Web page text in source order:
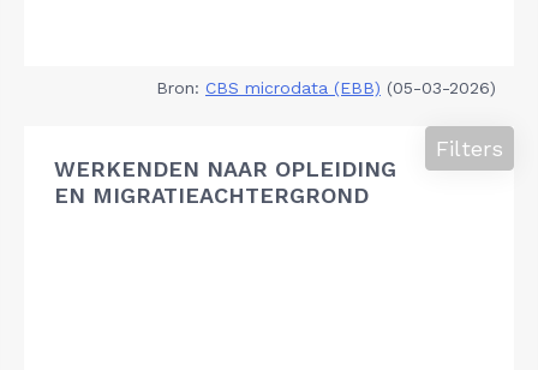
Bron: CBS microdata (EBB) (05-03-2026)
WERKENDEN NAAR OPLEIDING
EN MIGRATIEACHTERGROND
Filters